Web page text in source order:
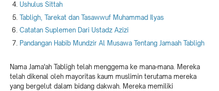
Ushulus Sittah
Tabligh, Tarekat dan Tasawwuf Muhammad Ilyas
Catatan Suplemen Dari Ustadz Azizi
Pandangan Habib Mundzir Al Musawa Tentang Jamaah Tabligh
Nama Jama'ah Tabligh telah menggema ke mana-mana. Mereka
telah dikenal oleh mayoritas kaum muslimin terutama mereka
yang bergelut dalam bidang dakwah. Mereka memiliki